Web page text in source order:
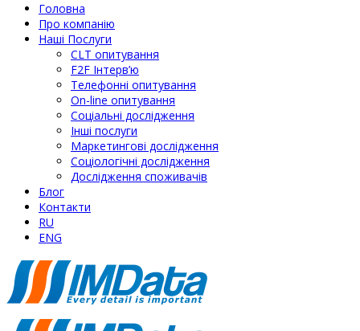
Головна
Про компанію
Наші Послуги
СLT опитування
F2F Інтерв’ю
Телефонні опитування
On-line опитування
Соціальні дослідження
Інші послуги
Маркетингові дослідження
Соціологічні дослідження
Дослідження споживачів
Блог
Контакти
RU
ENG